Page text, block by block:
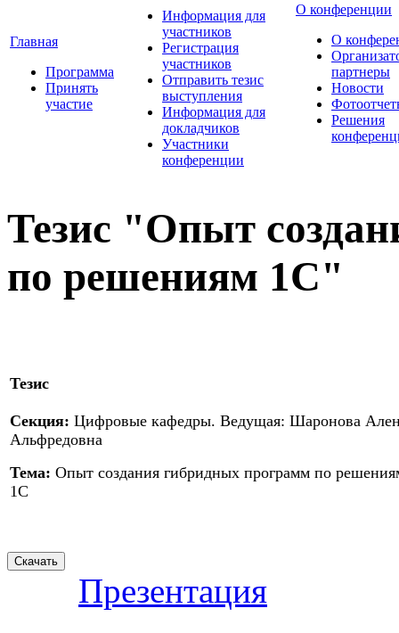
Главная
Программа
Принять
участие
Информация для
участников
Регистрация
участников
Отправить тезис
выступления
Информация для
докладчиков
Участники
конференции
О конференции
О
партнеры
Новости
Решения
Тезис "Опыт
по решениям 1С"
Тезис
Секция: Цифровые кафедры. Ведущая: Шаронова
Альфредовна
Тема: Опыт создания гибридных программ по
1С
Презентация